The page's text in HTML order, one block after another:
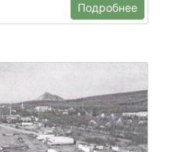
Подробнее